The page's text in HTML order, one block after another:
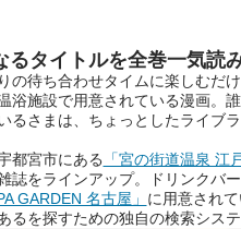
るタイトルを全巻一気読
の待ち合わせタイムに楽しむだ
浴施設で用意されている漫画。
るさまは、ちょっとしたライブ
都宮市にある 「宮の街道温泉 江
誌をラインアップ。ドリンクバ
GARDEN 名古屋」 に用意され
るを探すための独自の検索シス